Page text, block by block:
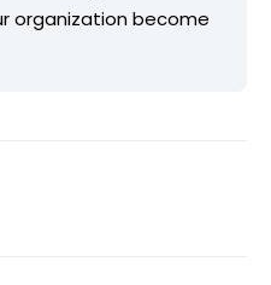
organization become